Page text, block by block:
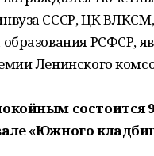
СССР, ЦК ВЛКСМ,
РСФСР,
Ленинского
состоится 9
«Южного